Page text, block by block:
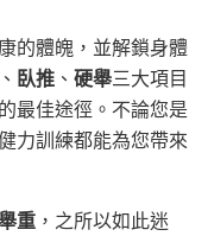
的體魄，並解鎖身體
、 臥推 、 硬舉三大項目
最佳途徑。不論您是
力訓練都能為您帶來
重 ，之所以如此迷